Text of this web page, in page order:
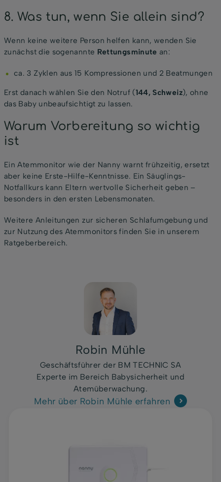
8. Was tun, wenn Sie allein sind?
Wenn keine weitere Person helfen kann, wenden Sie
zunächst die sogenannte Rettungsminute an:
ca. 3 Zyklen aus 15 Kompressionen und 2 Beatmungen
Erst danach wählen Sie den Notruf (144, Schweiz), ohne
das Baby unbeaufsichtigt zu lassen.
Warum Vorbereitung so wichtig
ist
Ein Atemmonitor wie der Nanny warnt frühzeitig, ersetzt
aber keine Erste-Hilfe-Kenntnisse. Ein Säuglings-
Notfallkurs kann Eltern wertvolle Sicherheit geben –
besonders in den ersten Lebensmonaten.
Weitere Anleitungen zur sicheren Schlafumgebung und
zur Nutzung des Atemmonitors finden Sie in unserem
Ratgeberbereich.
Robin Mühle
Geschäftsführer der BM TECHNIC SA
Experte im Bereich Babysicherheit und
Atemüberwachung.
Mehr über Robin Mühle erfahren